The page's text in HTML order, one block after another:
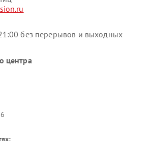
без перерывов и выходных
центра